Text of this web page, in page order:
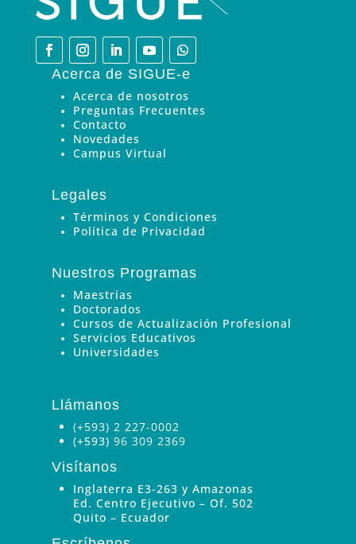
Acerca de SIGUE-e
Acerca de nosotros
Preguntas Frecuentes
Contacto
Novedades
Campus Virtual
Legales
Términos y Condiciones
Política de Privacidad
Nuestros Programas
Maestrías
Doctorados
Cursos de Actualización Profesional
Servicios Educativos
Universidades
Llámanos
(+593) 2 227-0002
(+593) 96 309 2369
Visítanos
Inglaterra E3-263 y Amazonas
Ed. Centro Ejecutivo – Of. 502
Quito – Ecuador